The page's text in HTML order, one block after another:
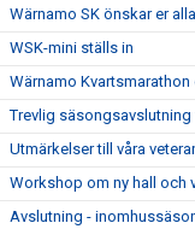
Wärnamo SK önskar er
WSK-mini ställs in
Wärnamo
Trevlig säsongsavslutning
Utmärkelser till våra
Workshop om ny hall och
Avslutning -